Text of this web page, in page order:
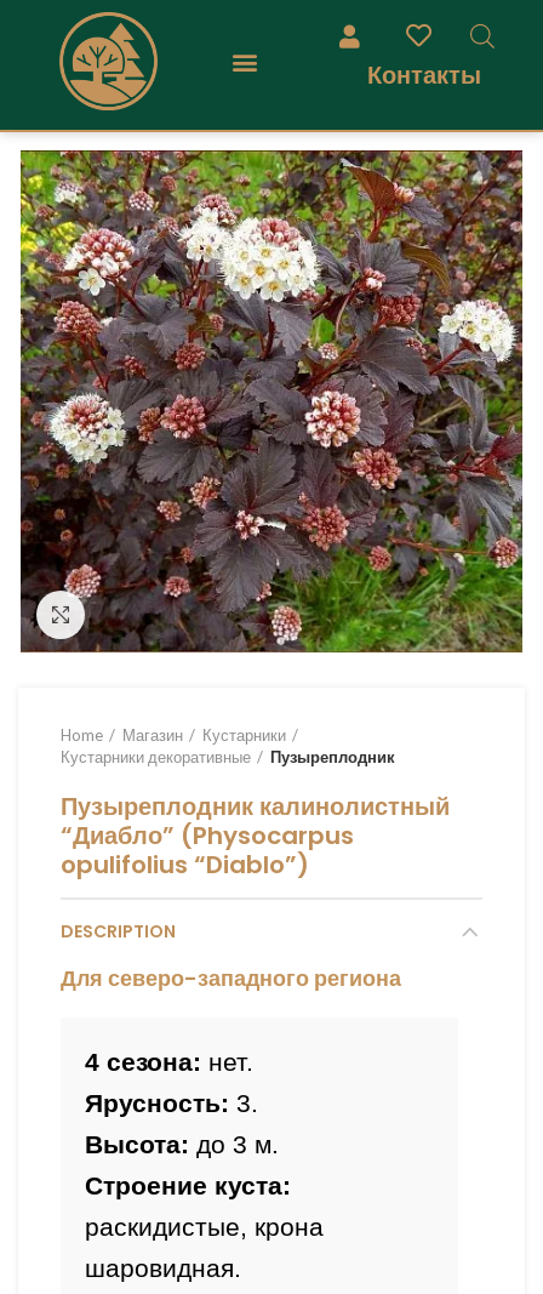
Контакты
Увеличить
Home Магазин
Кустарники
Кустарники декоративные
Пузыреплодник
Пузыреплодник калинолистный
“Диабло” (Physocarpus
opulifolius “Diablo”)
DESCRIPTION
Для северо-западного региона
4 сезона: нет.
Ярусность: 3.
Высота: до 3 м.
Строение куста:
раскидистые, крона
шаровидная.